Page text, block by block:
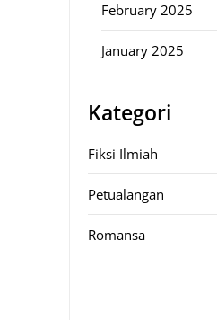
February 2025
January 2025
Kategori
Fiksi Ilmiah
Petualangan
Romansa